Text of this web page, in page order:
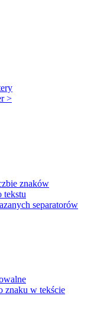
>
znaków
tekstu
separatorów
znaku w tekście